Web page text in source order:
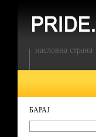
насловна страна
БАРАЈ